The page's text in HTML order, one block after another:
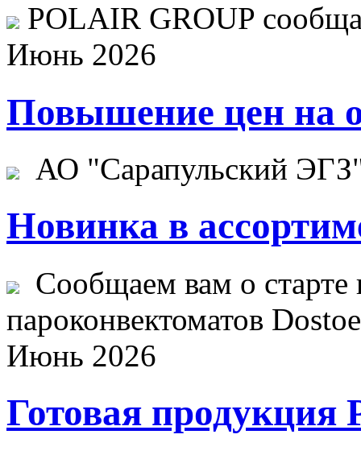
POLAIR GROUP
Июнь 2026
Повышение цен на
АО "Сарапульский
Новинка в
Сообщаем вам о старте
пароконвектоматов
Июнь 2026
Готовая продукция